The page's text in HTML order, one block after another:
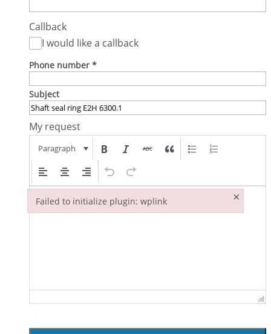
Callback
I would like a callback
Phone number *
Subject
My request
Paragraph
Failed to initialize plugin: wplink ×
Failed to initialize plugin: wplink